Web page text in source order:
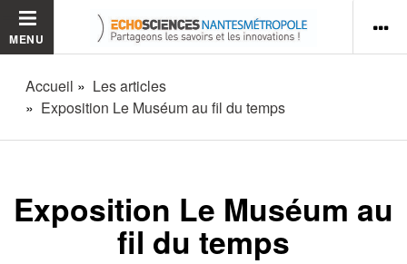
MENU
Accueil
Les articles
Exposition Le Muséum au fil du temps
Exposition Le Muséum au
fil du temps